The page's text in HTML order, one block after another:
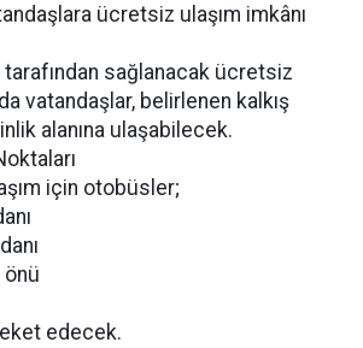
ücretsiz ulaşım imkânı
tarafından sağlanacak ücretsiz
vatandaşlar, belirlenen kalkış
alanına ulaşabilecek.
için otobüsler;
önü
edecek.